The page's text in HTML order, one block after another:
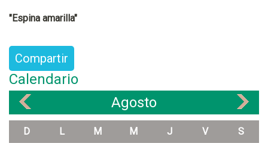
"Espina amarilla"
Compartir
Calendario
Agosto
D L M M J V S